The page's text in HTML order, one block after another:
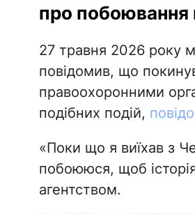
про побоювання
27 травня 2026 року
повідомив, що
правоохоронними
подібних подій,
«Поки що я виїхав з
побоююся, щоб
агентством.